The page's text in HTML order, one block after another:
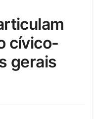
cívico-
gerais